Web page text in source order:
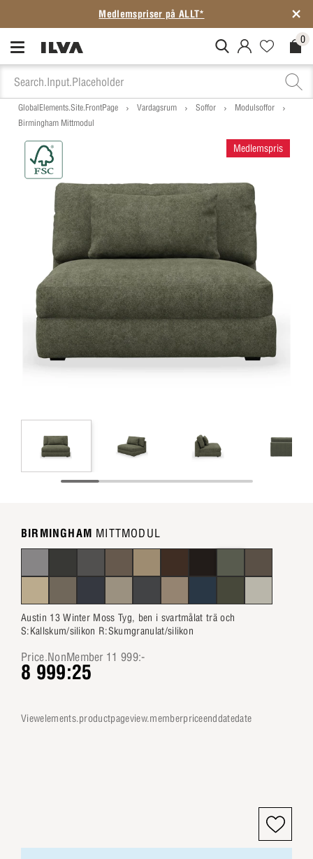
Medlemspriser på ALLT*
MitIlva.Login 0
GlobalElements.Site.FrontPage Vardagsrum Soffor
Modulsoffor
Birmingham Mittmodul
Medlemspris
BIRMINGHAM MITTMODUL
Austin 13 Winter Moss Tyg, ben i svartmålat trä och
S:Kallskum/silikon R:Skumgranulat/silikon
Price.NonMember 11 999:-
8 999:25
viewelements.productpageview.memberpriceenddatedate